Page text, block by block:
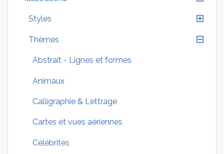
Styles
Thèmes
Abstrait - Lignes et formes
Animaux
Calligraphie & Lettrage
Cartes et vues aériennes
Célébrités